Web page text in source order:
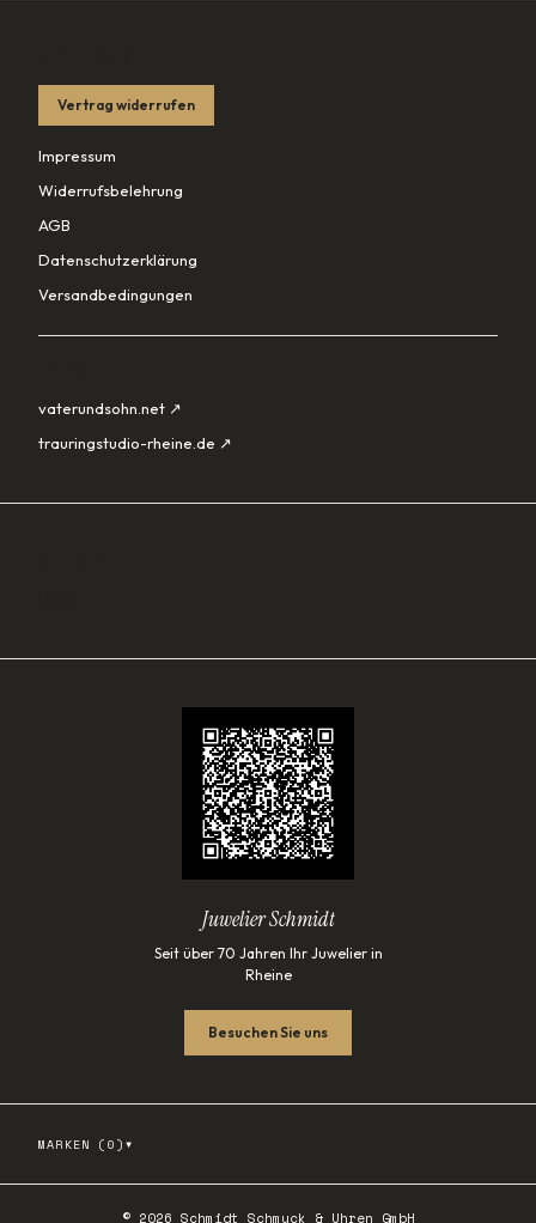
Vertrag widerrufen
Impressum
Widerrufsbelehrung
AGB
Datenschutzerklärung
Versandbedingungen
vaterundsohn.net ↗
trauringstudio-rheine.de ↗
Juwelier Schmidt
Seit über 70 Jahren Ihr Juwelier in
Rheine
Besuchen Sie uns
MARKEN ( 0 ) ▾
© 2026 Schmidt Schmuck & Uhren GmbH